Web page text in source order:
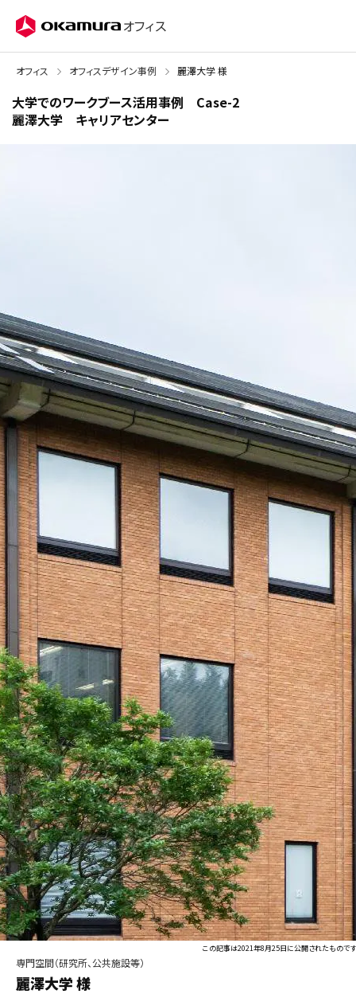
オフィス
オフィス オフィスデザイン事例 麗澤大学 様
大学でのワークブース活用事例 Case-2
麗澤大学 キャリアセンター
この記事は2021年8月25日に公開されたものです
専門空間（研究所、公共施設等）
麗澤大学 様